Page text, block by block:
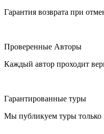
Гарантия возврата при
Проверенные Авторы
Каждый автор проходит
Гарантированные туры
Мы публикуем туры только